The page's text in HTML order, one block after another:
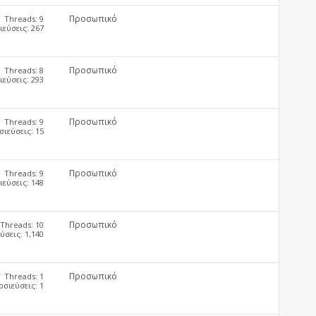
Threads: 9
267
Προσωπικό
Threads: 8
293
Προσωπικό
Threads: 9
15
Προσωπικό
Threads: 9
148
Προσωπικό
Threads: 10
1,140
Προσωπικό
Threads: 1
1
Προσωπικό